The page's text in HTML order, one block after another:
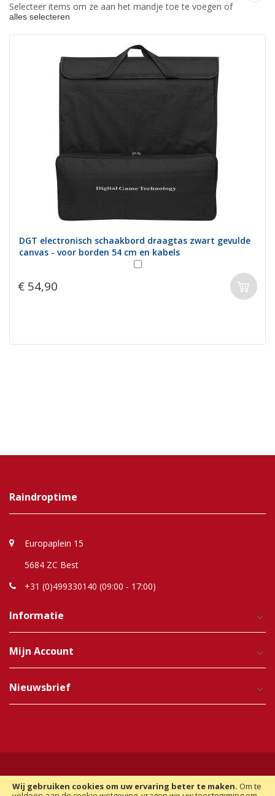
Wij gebruiken cookies om uw ervaring beter te maken. Om te
Selecteer items om ze aan het mandje toe te voegen of
alles selecteren
DGT electronisch schaakbord draagtas zwart gevulde
canvas - voor borden 54 cm en kabels
€ 54,90
Raindroptime
Europaplein 15
5684 ZC Best
+31 (0)499330140 (09:00 - 17:00)
Informatie
Mijn Account
Nieuwsbrief
Copyright © 2012-2025 Raindroptime. Alle Rechten